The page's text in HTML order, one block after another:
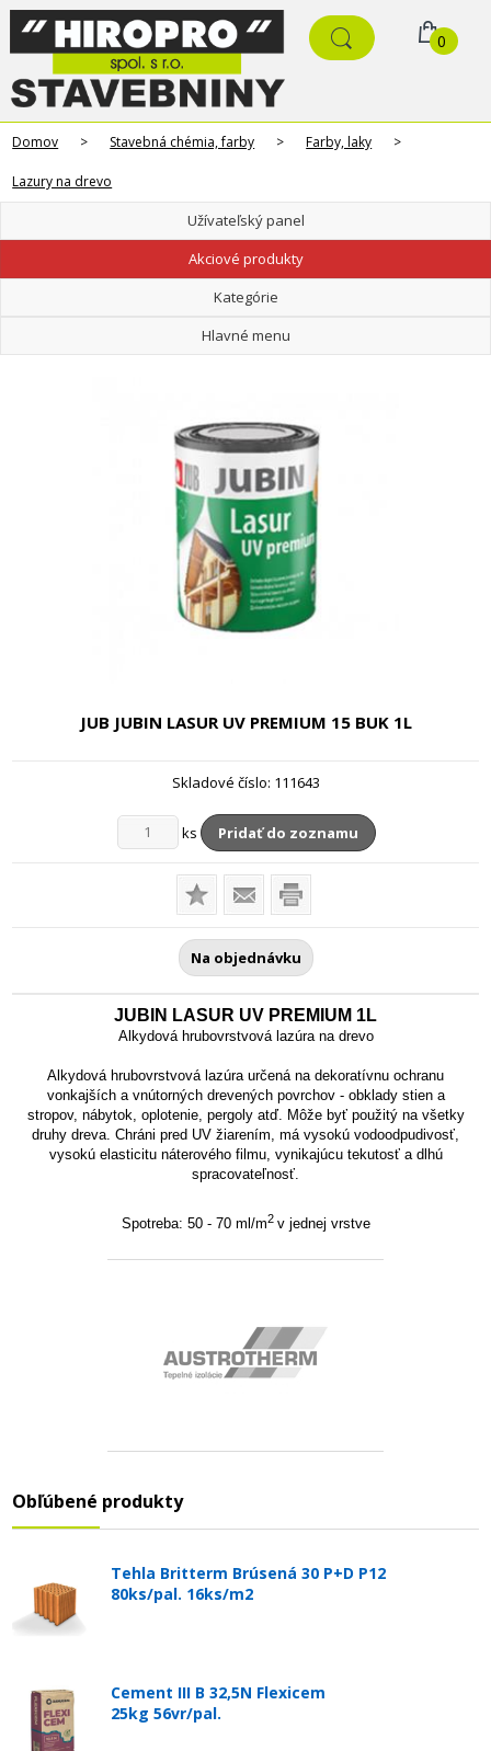
0
Domov > Stavebná chémia, farby > Farby, laky >
Lazury na drevo
Užívateľský panel
Akciové produkty
Kategórie
Hlavné menu
JUB JUBIN LASUR UV PREMIUM 15 BUK 1L
Skladové číslo: 111643
ks Pridať do zoznamu
Na objednávku
JUBIN LASUR UV PREMIUM 1L
Alkydová hrubovrstvová lazúra na drevo
Alkydová hrubovrstvová lazúra určená na dekoratívnu ochranu
vonkajších a vnútorných drevených povrchov - obklady stien a
stropov, nábytok, oplotenie, pergoly atď. Môže byť použitý na všetky
druhy dreva. Chráni pred UV žiarením, má vysokú vodoodpudivosť,
vysokú elasticitu náterového filmu, vynikajúcu tekutosť a dlhú
spracovateľnosť.
Spotreba: 50 - 70 ml/m2 v jednej vrstve
Obľúbené produkty
Tehla Britterm Brúsená 30 P+D P12
80ks/pal. 16ks/m2
Cement III B 32,5N Flexicem
25kg 56vr/pal.